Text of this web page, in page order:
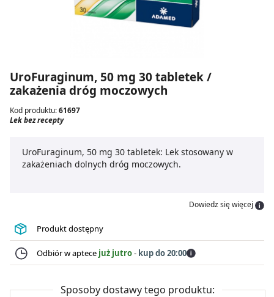
UroFuraginum, 50 mg 30 tabletek /
zakażenia dróg moczowych
Kod produktu:61697
Lek bez recepty
UroFuraginum, 50 mg 30 tabletek: Lek stosowany w
zakażeniach dolnych dróg moczowych.
Dowiedz się więcej
Produkt dostępny
Odbiór w aptece już jutro- kup do 20:00
Sposoby dostawy tego produktu: